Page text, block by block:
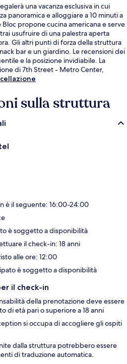
una vacanza esclusiva in cui
panoramica e alloggiare a 10 minuti a
propone cucina americana e serve
usufruire di una palestra aperta
Gli altri punti di forza della struttura
bar e un giardino. Le recensioni dei
e la posizione invidiabile. La
di 7th Street - Metro Center,
si trova a 11 min a piedi.
sulla struttura
è il seguente: 16:00-24:00
è soggetto a disponibilità
il check-in: 18 anni
alle ore: 12:00
è soggetto a disponibilità
il check-in
della prenotazione deve essere
di età pari o superiore a 18 anni
si occupa di accogliere gli ospiti
dalla struttura potrebbero essere
di traduzione automatica.